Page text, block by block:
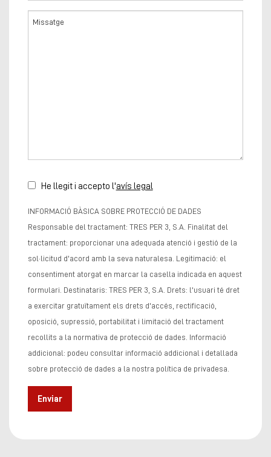
He llegit i accepto l'avís legal
INFORMACIÓ BÀSICA SOBRE PROTECCIÓ DE DADES
Responsable del tractament: TRES PER 3, S.A. Finalitat del
tractament: proporcionar una adequada atenció i gestió de la
sol·licitud d'acord amb la seva naturalesa. Legitimació: el
consentiment atorgat en marcar la casella indicada en aquest
formulari. Destinataris: TRES PER 3, S.A. Drets: l'usuari té dret
a exercitar gratuïtament els drets d'accés, rectificació,
oposició, supressió, portabilitat i limitació del tractament
recollits a la normativa de protecció de dades. Informació
addicional: podeu consultar informació addicional i detallada
sobre protecció de dades a la nostra política de privadesa.
Enviar